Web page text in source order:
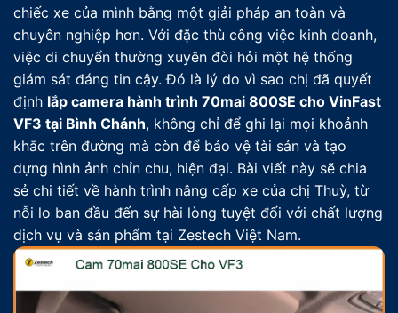
chiếc xe của mình bằng một giải pháp an toàn và
chuyên nghiệp hơn. Với đặc thù công việc kinh doanh,
việc di chuyển thường xuyên đòi hỏi một hệ thống
giám sát đáng tin cậy. Đó là lý do vì sao chị đã quyết
định lắp camera hành trình 70mai 800SE cho VinFast
VF3 tại Bình Chánh, không chỉ để ghi lại mọi khoảnh
khắc trên đường mà còn để bảo vệ tài sản và tạo
dựng hình ảnh chỉn chu, hiện đại. Bài viết này sẽ chia
sẻ chi tiết về hành trình nâng cấp xe của chị Thuỳ, từ
nỗi lo ban đầu đến sự hài lòng tuyệt đối với chất lượng
dịch vụ và sản phẩm tại Zestech Việt Nam.